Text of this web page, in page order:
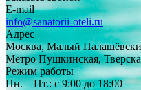
E-mail
info@sanatorii-oteli.ru
Адрес
Москва, Малый
Метро Пушкинская,
Режим работы
Пн. – Пт.: с 9:00 до 18:00